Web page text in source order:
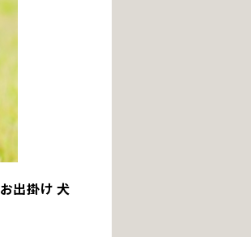
出掛け 犬